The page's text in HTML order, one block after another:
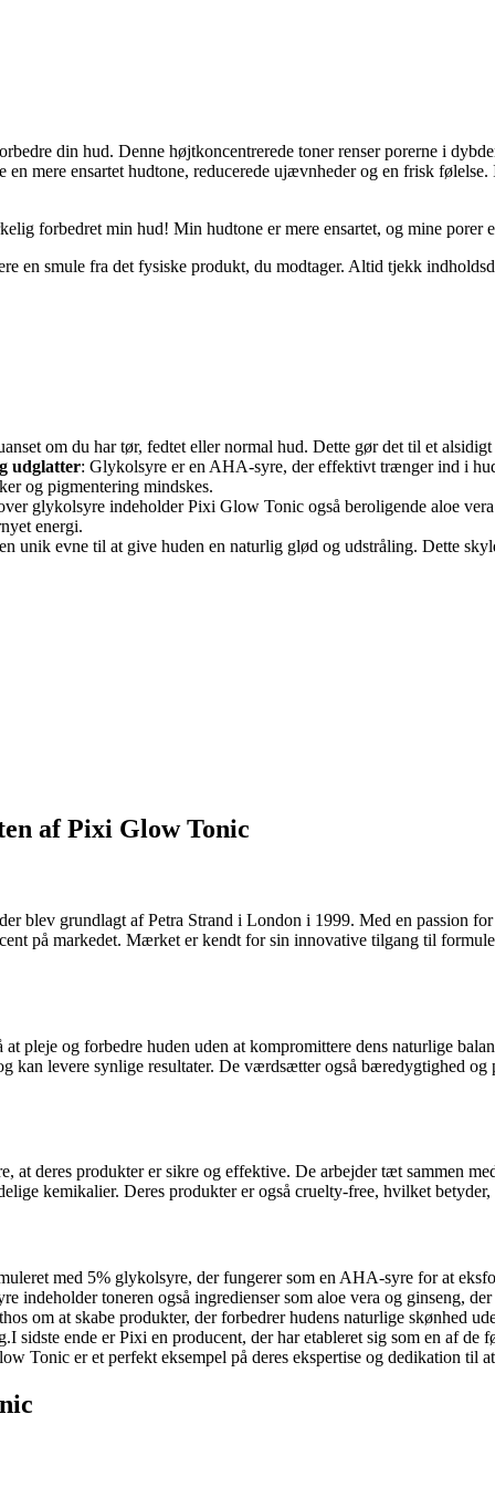
din hud. Denne højtkoncentrerede toner renser porerne i
mere ensartet hudtone, reducerede ujævnheder og en frisk
forbedret min hud! Min hudtone er mere ensartet, og mine porer
en smule fra det fysiske produkt, du modtager. Altid tjekk
om du har tør, fedtet eller normal hud. Dette gør det til et
udglatter: Glykolsyre er en AHA-syre, der effektivt trænger ind i
og pigmentering mindskes.
glykolsyre indeholder Pixi Glow Tonic også beroligende aloe
energi.
unik evne til at give huden en naturlig glød og udstråling. Dette
af Pixi Glow Tonic
blev grundlagt af Petra Strand i London i 1999. Med en passion
på markedet. Mærket er kendt for sin innovative tilgang til
pleje og forbedre huden uden at kompromittere dens naturlige
kan levere synlige resultater. De værdsætter også bæredygtighed
at deres produkter er sikre og effektive. De arbejder tæt sammen
kemikalier. Deres produkter er også cruelty-free, hvilket betyder,
med 5% glykolsyre, der fungerer som en AHA-syre for at
toneren også ingredienser som aloe vera og ginseng,
om at skabe produkter, der forbedrer hudens naturlige skønhed
sidste ende er Pixi en producent, der har etableret sig som en af
Tonic er et perfekt eksempel på deres ekspertise og dedikation til